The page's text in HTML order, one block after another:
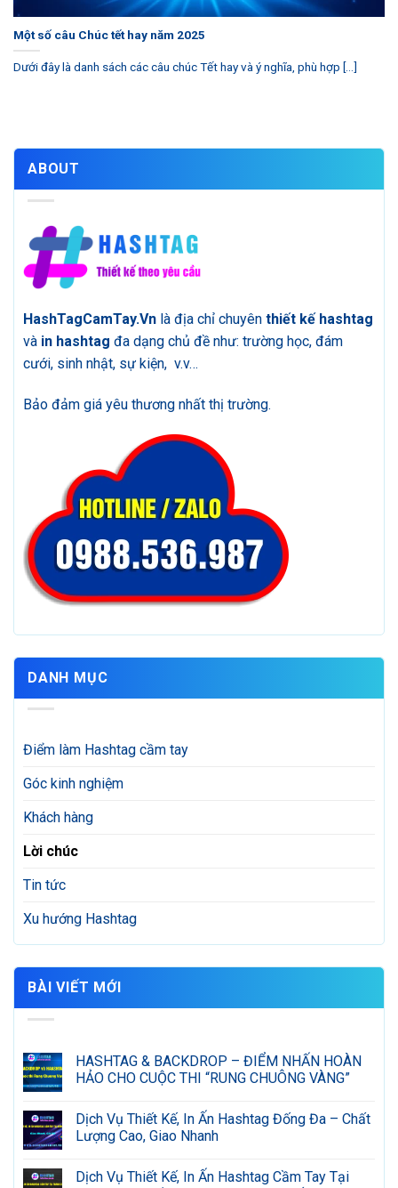
Một số câu Chúc tết hay năm 2025
Dưới đây là danh sách các câu chúc Tết hay và ý nghĩa, phù hợp [...]
ABOUT
HashTagCamTay.Vn là địa chỉ chuyên thiết kế hashtag
và in hashtag đa dạng chủ đề như: trường học, đám
cưới, sinh nhật, sự kiện, v.v…
Bảo đảm giá yêu thương nhất thị trường.
DANH MỤC
Điểm làm Hashtag cầm tay
Góc kinh nghiệm
Khách hàng
Lời chúc
Tin tức
Xu hướng Hashtag
BÀI VIẾT MỚI
HASHTAG & BACKDROP – ĐIỂM NHẤN HOÀN
HẢO CHO CUỘC THI “RUNG CHUÔNG VÀNG”
bình
luận
ở
BACKDROP
Dịch Vụ Thiết Kế, In Ấn Hashtag Đống Đa – Chất
Lượng Cao, Giao Nhanh
bình
Dịch Vụ Thiết Kế, In Ấn Hashtag Cầm Tay Tại